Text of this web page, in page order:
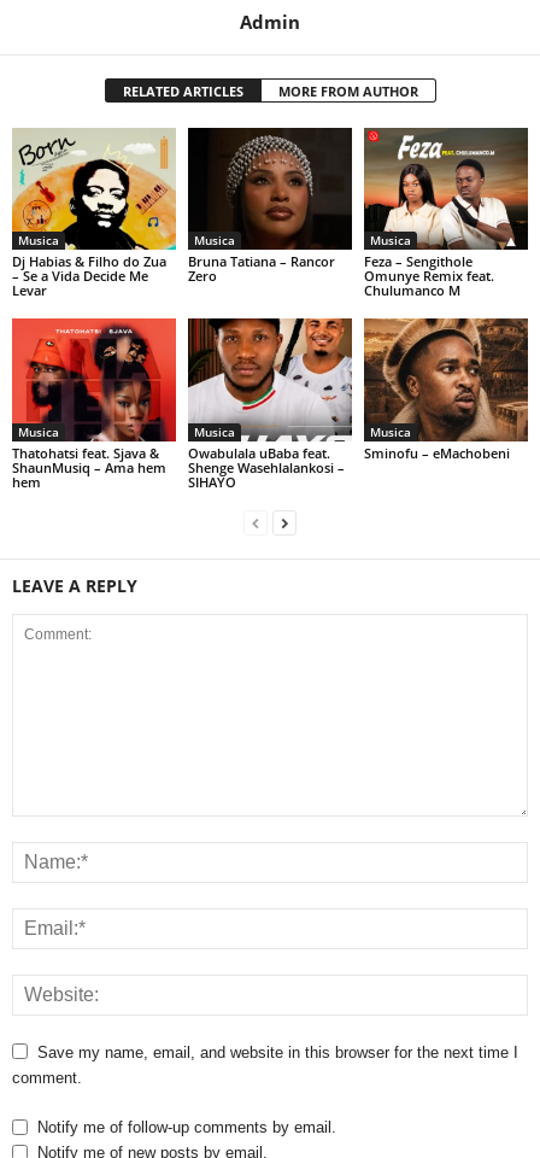
Admin
RELATED ARTICLES MORE FROM AUTHOR
Musica
Dj Habias & Filho do Zua
– Se a Vida Decide Me
Levar
Musica
Bruna Tatiana – Rancor
Zero
Musica
Feza – Sengithole
Omunye Remix feat.
Chulumanco M
Musica
Thatohatsi feat. Sjava &
ShaunMusiq – Ama hem
hem
Musica
Owabulala uBaba feat.
Shenge Wasehlalankosi –
SIHAYO
Musica
Sminofu – eMachobeni
LEAVE A REPLY
Save my name, email, and website in this browser for the next time I
comment.
Notify me of follow-up comments by email.
Notify me of new posts by email.